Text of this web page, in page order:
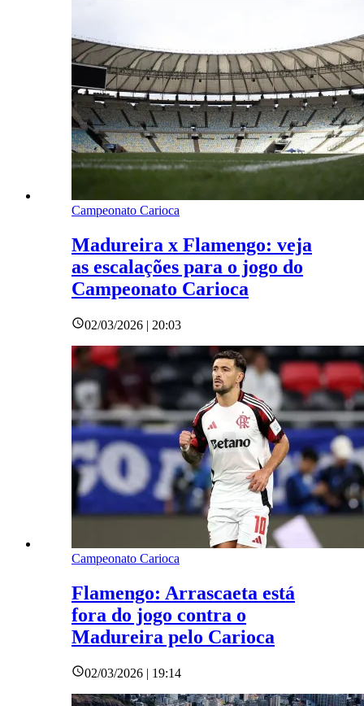
Campeonato Carioca
Madureira x Flamengo: veja
as escalações para o jogo do
Campeonato Carioca
02/03/2026 | 20:03
Campeonato Carioca
Flamengo: Arrascaeta está
fora do jogo contra o
Madureira pelo Carioca
02/03/2026 | 19:14